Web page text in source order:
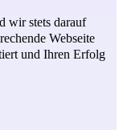
wir stets darauf
Webseite
und Ihren Erfolg